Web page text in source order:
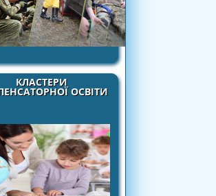
КЛАСТЕРИ
ОСВІТИ
ОСОБИСТІСНО-